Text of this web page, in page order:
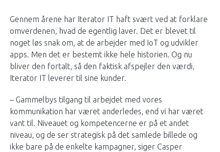
Gennem årene har Iterator IT haft svært ved at forklare
omverdenen, hvad de egentlig laver. Det er blevet til
noget løs snak om, at de arbejder med IoT og udvikler
apps. Men det er bestemt ikke hele historien. Og nu
bliver den fortalt, så den faktisk afspejler den værdi,
Iterator IT leverer til sine kunder.
– Gammelbys tilgang til arbejdet med vores
kommunikation har været anderledes, end vi har været
vant til. Niveauet og kompetencerne er på et andet
niveau, og de ser strategisk på det samlede billede og
ikke bare på de enkelte kampagner, siger Casper